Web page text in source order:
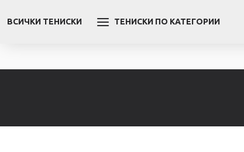
ВСИЧКИ ТЕНИСКИ ТЕНИСКИ ПО КАТЕГОРИИ